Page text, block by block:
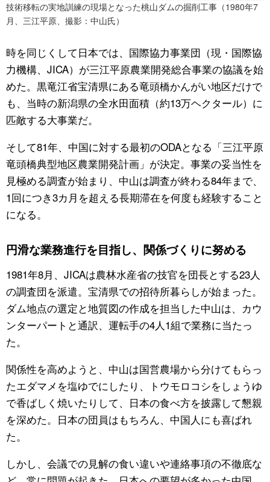
技術移転の実地訓練の現場となった桃山ダムの掘削工事（1980年7
月、三江平原、撮影：中山氏）
時を同じくして日本では、国際協力事業団（現・国際協
力機構、JICA）が三江平原農業開発総合事業の協議を始
めた。黒竜江省宝清県にある竜頭橋かんがい地区だけで
も、当時の新潟県の全水田面積（約13万ヘクタール）に
匹敵する大事業だ。
そして81年、中国に対する最初のODAとなる「三江平原
竜頭橋典型地区農業開発計画」が決定。事業の妥当性を
見極める調査が始まり、中山は調査が終わる84年まで、
1回につき3カ月を超える長期滞在を何度も経験すること
になる。
円滑な業務進行を目指し、関係づくりに努める
1981年8月、JICAは農林水産省の技官を団長とする23人
の調査団を派遣。宝清県での招待所暮らしが始まった。
ダム地点の選定と地質図の作成を担当した中山は、カウ
ンターパートと通訳、運転手の4人1組で業務に当たっ
た。
関係性を高めようと、中山は国営農場から分けてもらっ
たエダマメを塩ゆでにしたり、トウモロコシをしょうゆ
で香ばしく焼いたりして、日本の食べ方を披露して懇親
を深めた。日本の団員はもちろん、中国人にも喜ばれ
た。
しかし、会議での見解の食い違いや連絡事項の不徹底な